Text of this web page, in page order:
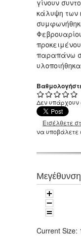
γίνουν
κάλυψη των
παραπάνω
Δεν
Εισέλθετε
να υποβάλετε
Current Size: